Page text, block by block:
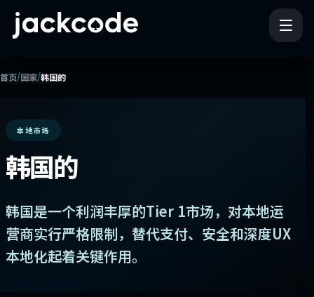
首页/国家/韩国的
本地市场
韩国的
韩国是一个利润丰厚的Tier 1市场，对本地运
营商实行严格限制，替代支付、安全和深度UX
本地化起着关键作用。